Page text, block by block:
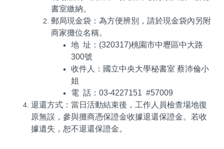
書室繳納。
郵局現金袋：為方便辨別，請於現金袋內另附
商家攤位名稱。
地 址： (320317)桃園市中壢區中大路
300號
收件人：國立中央大學秘書室 蔡沛倫小
姐
電 話： 03-4227151 #57009
退還方式：當日活動結束後，工作人員檢查場地復
原無誤，參與攤商憑保證金收據退還保證金。若收
據遺失，恕不退還保證金。